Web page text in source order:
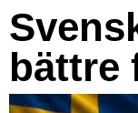
bättre